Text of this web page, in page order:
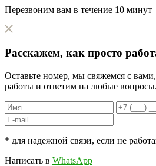
Перезвоним вам в течение 10 минут
Расскажем, как просто
Оставьте номер, мы свяжемся с
работы и ответим на любые вопросы.
* для надежной связи, если не
Написать в WhatsApp